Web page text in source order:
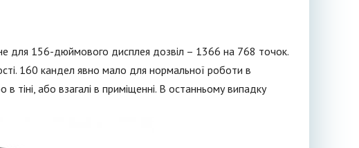
для 156-дюймового дисплея дозвіл – 1366 на 768 точок.
160 кандел явно мало для нормальної роботи в
тіні, або взагалі в приміщенні. В останньому випадку